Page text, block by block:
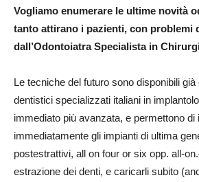
Vogliamo enumerare le ultime novità
tanto attirano i pazienti, con problemi
dall’Odontoiatra Specialista in
Le tecniche del futuro sono disponibili già
dentistici specializzati italiani in
immediato più avanzata, e permettono di
immediatamente gli impianti di ultima
postestrattivi, all on four or six opp. all-
estrazione dei denti, e caricarli subito